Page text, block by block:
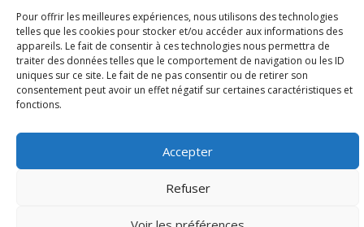
Pour offrir les meilleures expériences, nous utilisons des technologies
telles que les cookies pour stocker et/ou accéder aux informations des
appareils. Le fait de consentir à ces technologies nous permettra de
traiter des données telles que le comportement de navigation ou les ID
uniques sur ce site. Le fait de ne pas consentir ou de retirer son
consentement peut avoir un effet négatif sur certaines caractéristiques et
fonctions.
Accepter
Refuser
d’offre de soins pour comprendre la situation en
Wallonie ?
Mentions légales